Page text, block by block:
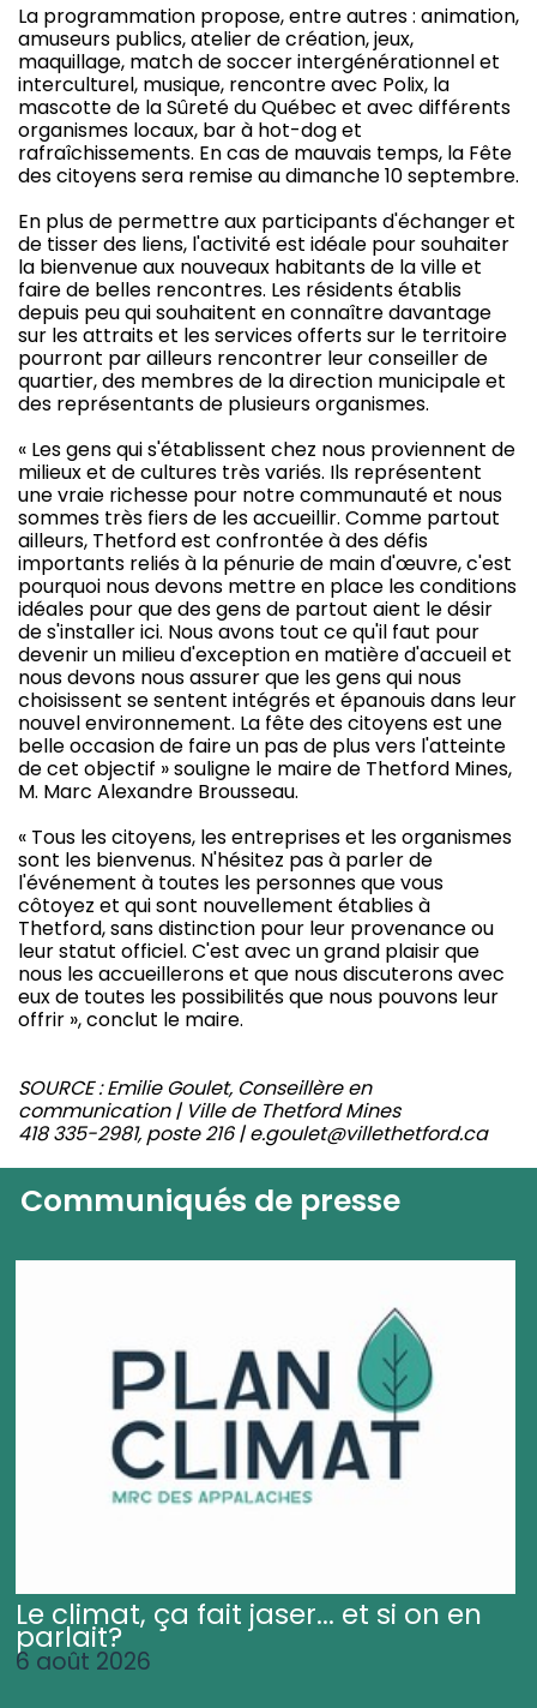
La programmation propose, entre autres : animation,
amuseurs publics, atelier de création, jeux,
maquillage, match de soccer intergénérationnel et
interculturel, musique, rencontre avec Polix, la
mascotte de la Sûreté du Québec et avec différents
organismes locaux, bar à hot-dog et
rafraîchissements. En cas de mauvais temps, la Fête
des citoyens sera remise au dimanche 10 septembre.
En plus de permettre aux participants d'échanger et
de tisser des liens, l'activité est idéale pour souhaiter
la bienvenue aux nouveaux habitants de la ville et
faire de belles rencontres. Les résidents établis
depuis peu qui souhaitent en connaître davantage
sur les attraits et les services offerts sur le territoire
pourront par ailleurs rencontrer leur conseiller de
quartier, des membres de la direction municipale et
des représentants de plusieurs organismes.
« Les gens qui s'établissent chez nous proviennent de
milieux et de cultures très variés. Ils représentent
une vraie richesse pour notre communauté et nous
sommes très fiers de les accueillir. Comme partout
ailleurs, Thetford est confrontée à des défis
importants reliés à la pénurie de main d'œuvre, c'est
pourquoi nous devons mettre en place les conditions
idéales pour que des gens de partout aient le désir
de s'installer ici. Nous avons tout ce qu'il faut pour
devenir un milieu d'exception en matière d'accueil et
nous devons nous assurer que les gens qui nous
choisissent se sentent intégrés et épanouis dans leur
nouvel environnement. La fête des citoyens est une
belle occasion de faire un pas de plus vers l'atteinte
de cet objectif » souligne le maire de Thetford Mines,
M. Marc Alexandre Brousseau.
« Tous les citoyens, les entreprises et les organismes
sont les bienvenus. N'hésitez pas à parler de
l'événement à toutes les personnes que vous
côtoyez et qui sont nouvellement établies à
Thetford, sans distinction pour leur provenance ou
leur statut officiel. C'est avec un grand plaisir que
nous les accueillerons et que nous discuterons avec
eux de toutes les possibilités que nous pouvons leur
offrir », conclut le maire.
SOURCE : Emilie Goulet, Conseillère en
communication | Ville de Thetford Mines
418 335-2981, poste 216 | e.goulet@villethetford.ca
Communiqués de presse
Le climat, ça fait jaser... et si on en
parlait?
6 août 2026